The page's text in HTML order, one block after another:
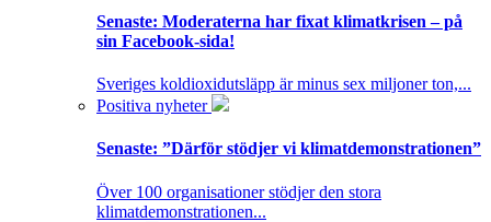
Senaste: Moderaterna har fixat klimatkrisen – på
sin Facebook-sida!
Sveriges koldioxidutsläpp är minus sex miljoner ton,...
Positiva nyheter
Senaste: ”Därför stödjer vi klimatdemonstrationen”
Över 100 organisationer stödjer den stora
klimatdemonstrationen...